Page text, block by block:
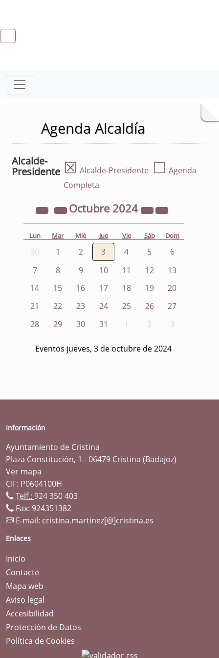
Agenda Alcaldía
Alcalde-
Presidente ☒ Alcalde-Presidente ☐ Agenda
Completa
Octubre 2024
Lun Mar Mié Jue Vie Sáb Dom
30 1 2 3 4 5
6
7
8 9 10 11 12
13
14
15 16 17 18 19
20
21
22 23 24 25 26
27
28
29 30 31 1 2 3
Eventos jueves, 3 de octubre de 2024
Información
Ayuntamiento de Cristina
Plaza Constitución, 1 - 06479 Cristina (Badajoz)
Ver mapa
CIF: P0604100H
Telf.: 924 350 403
Fax: 924351382
E-mail: cristina.martinez[@]cristina.es
Enlaces
Inicio
Contacte
Mapa web
Aviso legal
Accesibilidad
Protección de Datos
Política de Cookies